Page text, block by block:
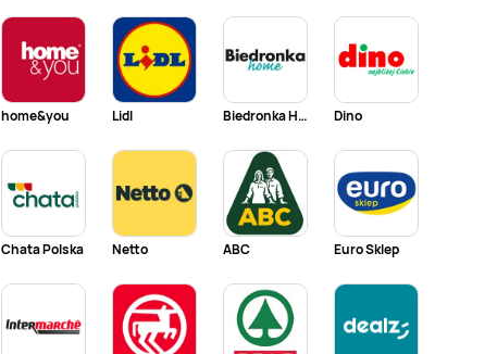
home&you Lidl Biedronka Home Dino
Chata Polska Netto ABC Euro Sklep